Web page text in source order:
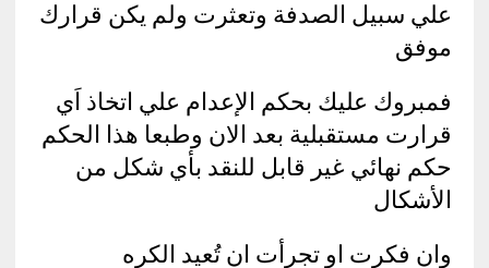
علي سبيل الصدفة وتعثرت ولم يكن قرارك
موفق
فمبروك عليك بحكم الإعدام علي اتخاذ اَي
قرارت مستقبلية بعد الان وطبعا هذا الحكم
حكم نهائي غير قابل للنقد بأي شكل من
الأشكال
وان فكرت او تجرأت ان تُعيد الكره